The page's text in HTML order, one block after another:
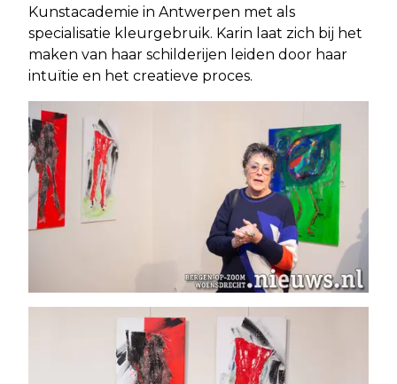
Kunstacademie in Antwerpen met als
specialisatie kleurgebruik. Karin laat zich bij het
maken van haar schilderijen leiden door haar
intuïtie en het creatieve proces.